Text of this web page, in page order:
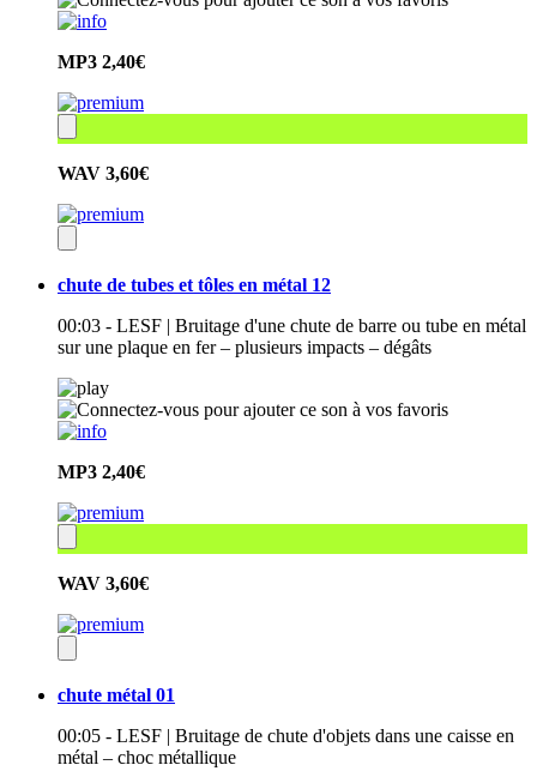
MP3 2,40€
WAV 3,60€
chute de tubes et tôles en métal 12
00:03 - LESF | Bruitage d'une chute de barre ou tube en métal
sur une plaque en fer – plusieurs impacts – dégâts
MP3 2,40€
WAV 3,60€
chute métal 01
00:05 - LESF | Bruitage de chute d'objets dans une caisse en
métal – choc métallique